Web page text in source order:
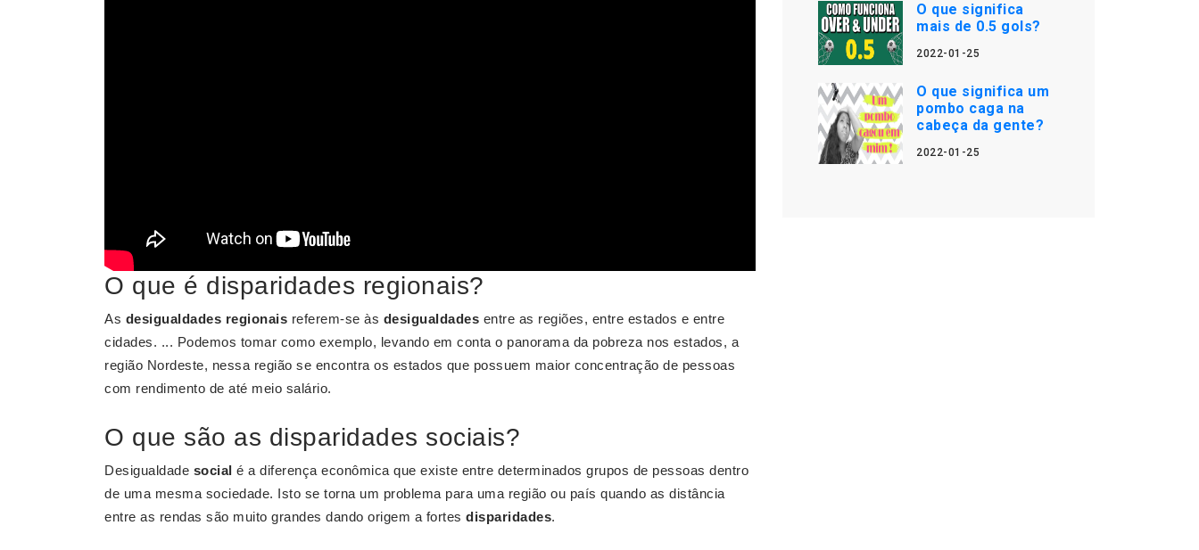
O que é disparidades regionais?
As desigualdades regionais referem-se às desigualdades entre as regiões, entre estados e entre
cidades. ... Podemos tomar como exemplo, levando em conta o panorama da pobreza nos estados, a
região Nordeste, nessa região se encontra os estados que possuem maior concentração de pessoas
com rendimento de até meio salário.
O que são as disparidades sociais?
Desigualdade social é a diferença econômica que existe entre determinados grupos de pessoas dentro
de uma mesma sociedade. Isto se torna um problema para uma região ou país quando as distância
entre as rendas são muito grandes dando origem a fortes disparidades.
O que significa
mais de 0.5 gols?
2022-01-25
O que significa um
pombo caga na
cabeça da gente?
2022-01-25